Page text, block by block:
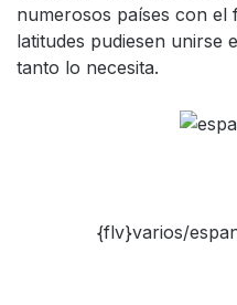
numerosos países con el
latitudes pudiesen unirse
tanto lo necesita.
{flv}varios/